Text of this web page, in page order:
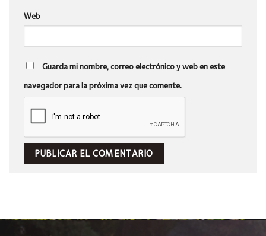
Web
Guarda mi nombre, correo electrónico y web en este
navegador para la próxima vez que comente.